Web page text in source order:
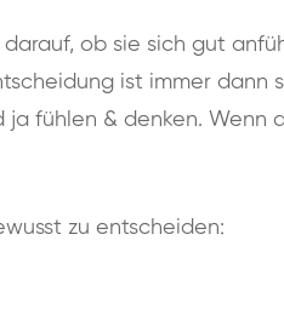
ob sie sich gut
ist immer dann
fühlen & denken. Wenn
zu entscheiden: